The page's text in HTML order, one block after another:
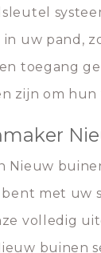
in uw pand,
toegang
zijn om
Nieuw
bent met uw
volledig
buinen